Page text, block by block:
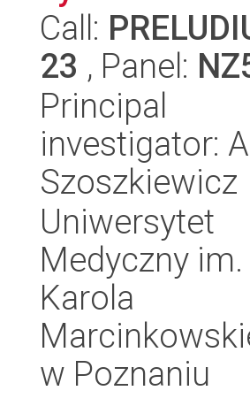
Call:
23 , Panel:
Principal
investigator:
Szoszkiewicz
Uniwersytet
Medyczny im.
Karola
w Poznaniu